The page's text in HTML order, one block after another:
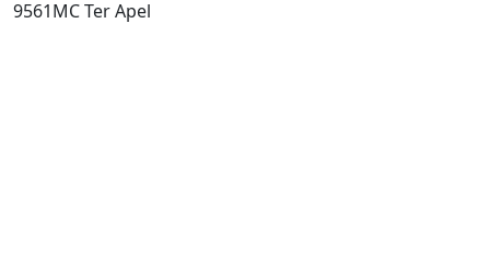
9561MCTer Apel